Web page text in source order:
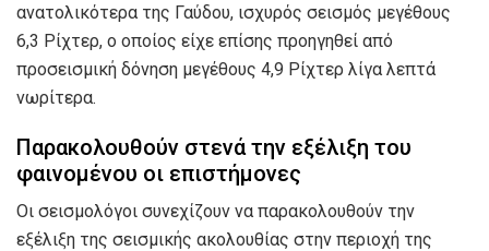
ανατολικότερα της Γαύδου, ισχυρός σεισμός μεγέθους
6,3 Ρίχτερ, ο οποίος είχε επίσης προηγηθεί από
προσεισμική δόνηση μεγέθους 4,9 Ρίχτερ λίγα λεπτά
νωρίτερα.
Παρακολουθούν στενά την εξέλιξη του
φαινομένου οι επιστήμονες
Οι σεισμολόγοι συνεχίζουν να παρακολουθούν την
εξέλιξη της σεισμικής ακολουθίας στην περιοχή της